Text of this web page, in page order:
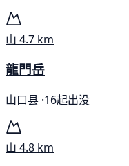
山 4.7 km
龍門岳
山口县 ·16起出没
山 4.8 km